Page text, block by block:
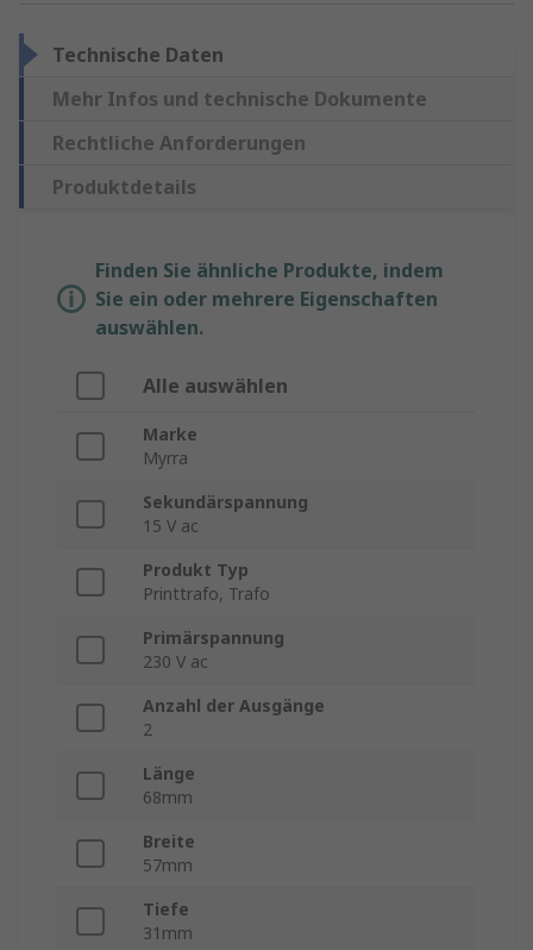
Technische Daten
Mehr Infos und technische Dokumente
Rechtliche Anforderungen
Produktdetails
Finden Sie ähnliche Produkte, indem
Sie ein oder mehrere Eigenschaften
auswählen.
Alle auswählen
Marke
Myrra
Sekundärspannung
15 V ac
Produkt Typ
Printtrafo, Trafo
Primärspannung
230 V ac
Anzahl der Ausgänge
2
Länge
68mm
Breite
57mm
Tiefe
31mm